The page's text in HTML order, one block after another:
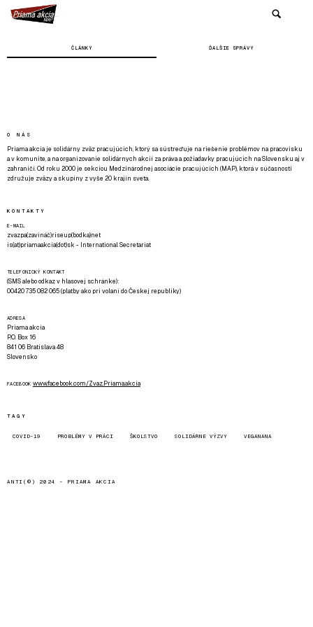
ČLÁNKY ĎALŠIE SPRÁVY
O NÁS
Priama akcia je solidárny zväz pracujúcich, ktorý sa sústreďuje na riešenie problémov na pracovisku
a v komunite, a na organizovanie solidárnych akcií za práva a požiadavky pracujúcich na Slovensku aj v
zahraničí. Od roku 2000 je sekciou Medzinárodnej asociácie pracujúcich (MAP), ktorá v súčasnosti
združuje zväzy a skupiny z vyše 20 krajín sveta.
KONTAKTY
E-MAIL
zvazpa(zavináč)riseup(bodka)net
is(at)priamaakcia(dot)sk - International Secretariat
TELEFONICKÝ KONTAKT
(SMS alebo odkaz v hlasovej schránke):
00420 735 082 065 (platby ako pri volaní do Českej republiky)
ADRESA
Priama akcia
P.O. Box 16
841 06 Bratislava 48
Slovensko
FACEBOOK www.facebook.com/Zvaz.Priama.akcia
TAGY
COVID-19 PROBLÉMY V PRÁCI ŠKOLSTVO SOLIDÁRNE VÝZVY VEGANANA
ANTI(©) 2024 - PRIAMA AKCIA